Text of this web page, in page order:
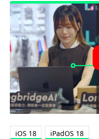
iOS 18 iPadOS 18